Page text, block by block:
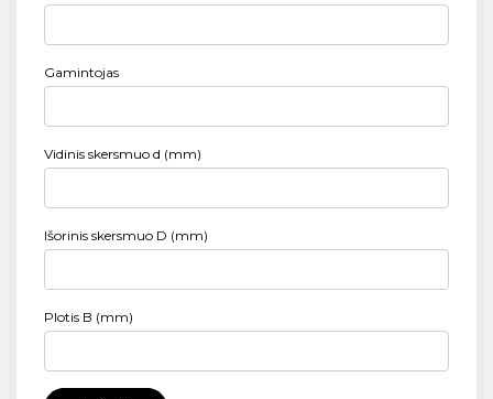
Gamintojas
Vidinis skersmuo d (mm)
Išorinis skersmuo D (mm)
Plotis B (mm)